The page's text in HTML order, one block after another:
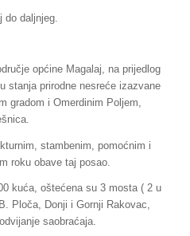
do daljnjeg.
općine Magalaj, na prijedlog
stanja prirodne nesreće izazvane
gradom i Omerdinim Poljem,
stambenim, pomoćnim i
roku obave taj posao.
kuća, oštećena su 3 mosta ( 2 u
Ploča, Donji i Gornji Rakovac,
saobraćaja.